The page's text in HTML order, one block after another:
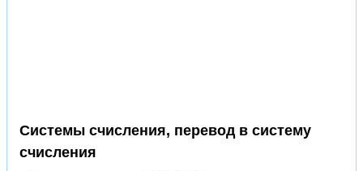
Системы счисления, перевод в систему
счисления